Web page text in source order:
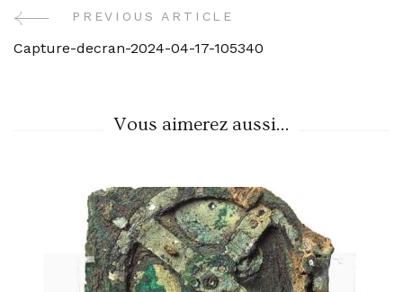
Post
PREVIOUS ARTICLE
Capture-decran-2024-04-17-105340
Vous aimerez aussi...